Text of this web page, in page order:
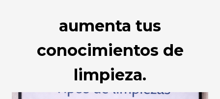
aumenta tus
conocimientos de
limpieza.